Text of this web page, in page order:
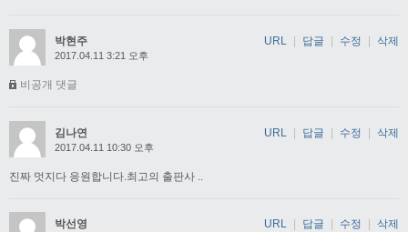
박현주
2017.04.11 3:21 오후
비공개 댓글
URL | 답글 | 수정 | 삭제
김나연
2017.04.11 10:30 오후
진짜 멋지다 응원합니다.최고의 출판사 ..
URL | 답글 | 수정 | 삭제
박선영 URL 답글 수정 삭제